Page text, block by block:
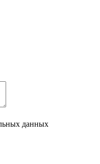
данных